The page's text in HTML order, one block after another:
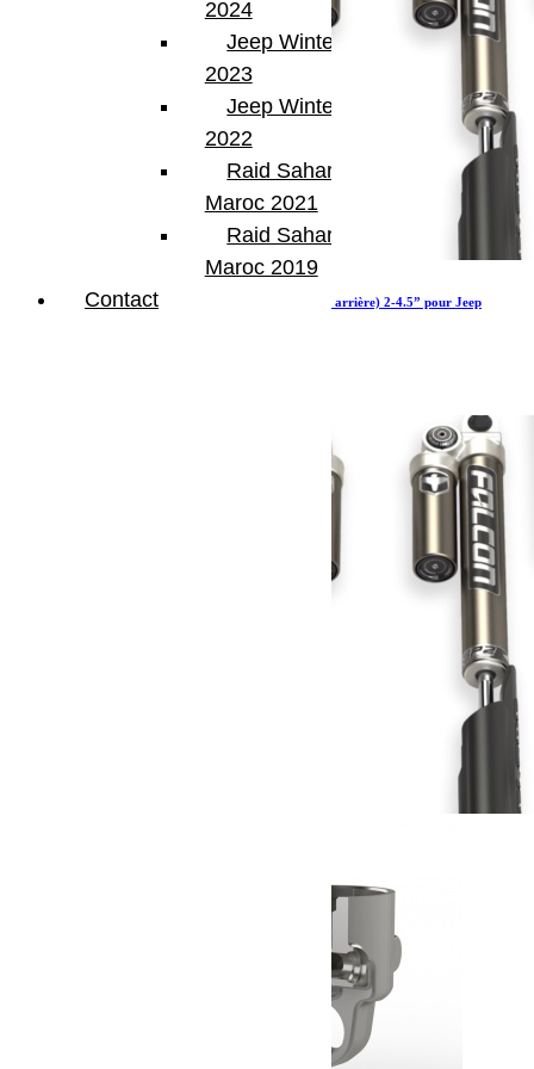
Amortisseurs Falcon SP 2 3.1 Piggyback (avant arrière) 2-4.5” pour Jeep
2024
Jeep Winter Tour
2023
Jeep Winter Tour
2022
Raid Sahara Tour
Maroc 2021
Raid Sahara Tour
Maroc 2019
Contact